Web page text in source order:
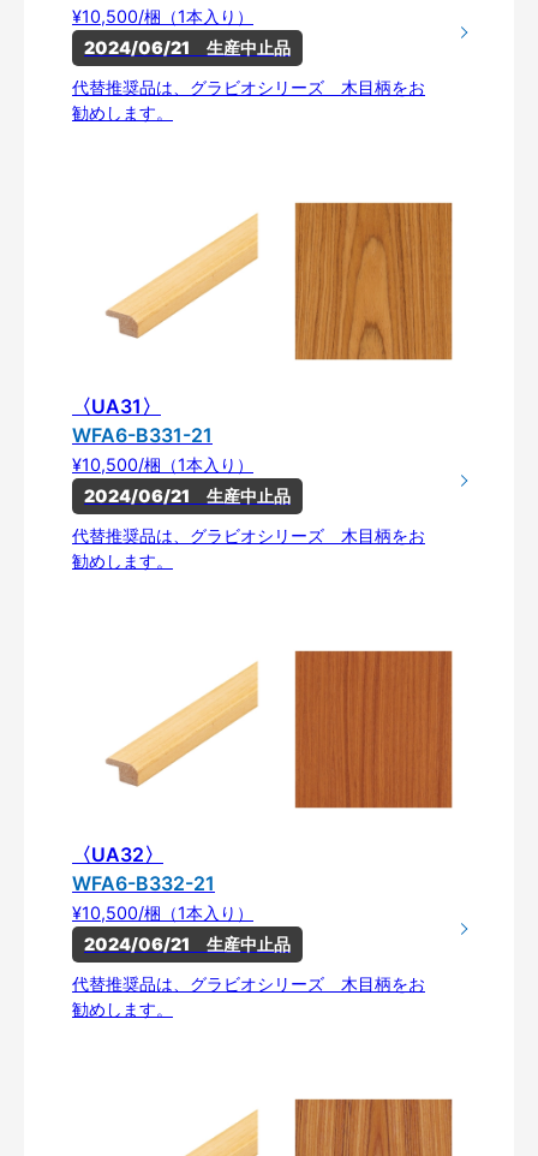
¥10,500/梱（1本入り）
2024/06/21　生産中止品
代替推奨品は、グラビオシリーズ 木目柄をお
勧めします。
〈UA31〉
WFA6-B331-21
¥10,500/梱（1本入り）
2024/06/21　生産中止品
代替推奨品は、グラビオシリーズ 木目柄をお
勧めします。
〈UA32〉
WFA6-B332-21
¥10,500/梱（1本入り）
2024/06/21　生産中止品
代替推奨品は、グラビオシリーズ 木目柄をお
勧めします。